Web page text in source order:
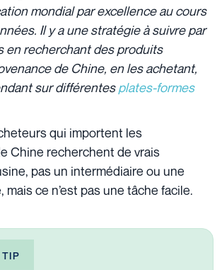
mondial par excellence au cours
Il y a une stratégie à suivre par
en recherchant des produits
de Chine, en les achetant,
sur différentesplates-formes
qui importent les
Chine recherchent de vrais
pas un intermédiaire ou une
ce n’est pas une tâche facile.